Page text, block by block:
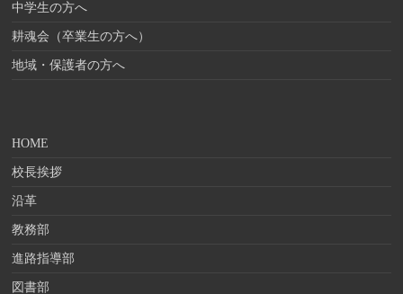
中学生の方へ
耕魂会（卒業生の方へ）
地域・保護者の方へ
HOME
校長挨拶
沿革
教務部
進路指導部
図書部